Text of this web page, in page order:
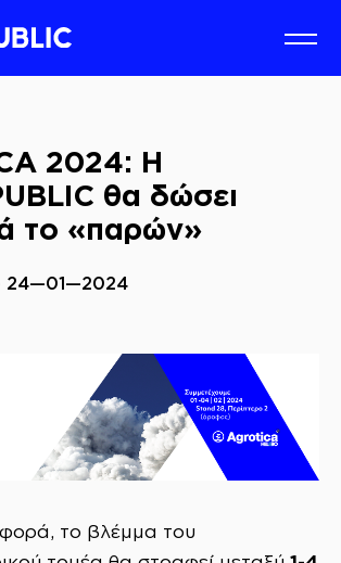
2024: Η
θα δώσει
το «παρών»
24—01—2024
το βλέμμα του